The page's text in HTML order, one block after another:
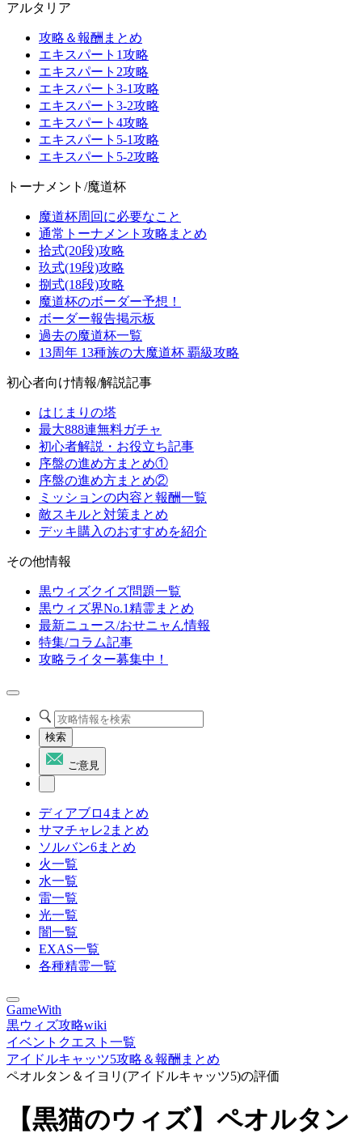
アルタリア
攻略＆報酬まとめ
エキスパート1攻略
エキスパート2攻略
エキスパート3-1攻略
エキスパート3-2攻略
エキスパート4攻略
エキスパート5-1攻略
エキスパート5-2攻略
トーナメント/魔道杯
魔道杯周回に必要なこと
通常トーナメント攻略まとめ
拾式(20段)攻略
玖式(19段)攻略
捌式(18段)攻略
魔道杯のボーダー予想！
ボーダー報告掲示板
過去の魔道杯一覧
13周年 13種族の大魔道杯 覇級攻略
初心者向け情報/解説記事
はじまりの塔
最大888連無料ガチャ
初心者解説・お役立ち記事
序盤の進め方まとめ①
序盤の進め方まとめ②
ミッションの内容と報酬一覧
敵スキルと対策まとめ
デッキ購入のおすすめを紹介
その他情報
黒ウィズクイズ問題一覧
黒ウィズ界No.1精霊まとめ
最新ニュース/おせニャん情報
特集/コラム記事
攻略ライター募集中！
検索
ご意見
ディアブロ4まとめ
サマチャレ2まとめ
ソルバン6まとめ
火一覧
水一覧
雷一覧
光一覧
闇一覧
EXAS一覧
各種精霊一覧
GameWith
黒ウィズ攻略wiki
イベントクエスト一覧
アイドルキャッツ5攻略＆報酬まとめ
ペオルタン＆イヨリ(アイドルキャッツ5)の評価
【黒猫のウィズ】ペオルタン